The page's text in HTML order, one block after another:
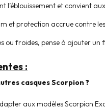
et convient
et protection accrue contre les
ou froides, pense à ajouter
:
casques Scorpion ?
aux modèles Scorpion